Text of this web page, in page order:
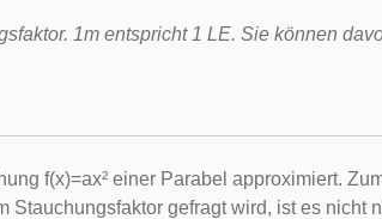
1m entspricht 1 LE. Sie können
f(x)=ax² einer Parabel approximiert.
gefragt wird, ist es nicht